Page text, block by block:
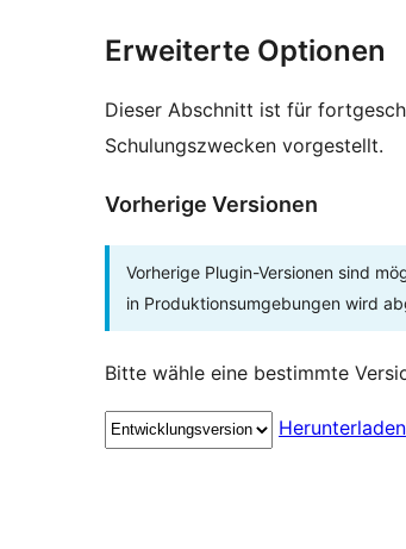
Erweiterte Optionen
Dieser Abschnitt ist für
Schulungszwecken vorgestellt.
Vorherige Versionen
Vorherige Plugin-Versionen sind
in Produktionsumgebungen wird
Bitte wähle eine bestimmte
Herunterladen